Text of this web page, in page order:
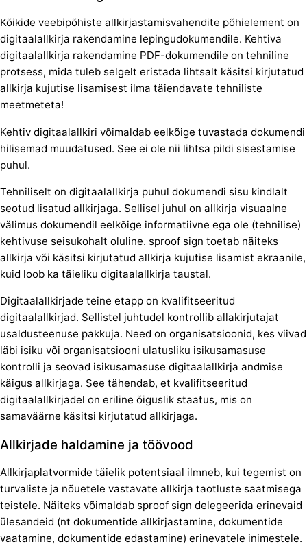
Kõikide veebipõhiste allkirjastamisvahendite põhielement on
digitaalallkirja rakendamine lepingudokumendile. Kehtiva
digitaalallkirja rakendamine PDF-dokumendile on tehniline
protsess, mida tuleb selgelt eristada lihtsalt käsitsi kirjutatud
allkirja kujutise lisamisest ilma täiendavate tehniliste
meetmeteta!
Kehtiv digitaalallkiri võimaldab eelkõige tuvastada dokumendi
hilisemad muudatused. See ei ole nii lihtsa pildi sisestamise
puhul.
Tehniliselt on digitaalallkirja puhul dokumendi sisu kindlalt
seotud lisatud allkirjaga. Sellisel juhul on allkirja visuaalne
välimus dokumendil eelkõige informatiivne ega ole (tehnilise)
kehtivuse seisukohalt oluline. sproof sign toetab näiteks
allkirja või käsitsi kirjutatud allkirja kujutise lisamist ekraanile,
kuid loob ka täieliku digitaalallkirja taustal.
Digitaalallkirjade teine etapp on kvalifitseeritud
digitaalallkirjad. Sellistel juhtudel kontrollib allakirjutajat
usaldusteenuse pakkuja. Need on organisatsioonid, kes viivad
läbi isiku või organisatsiooni ulatusliku isikusamasuse
kontrolli ja seovad isikusamasuse digitaalallkirja andmise
käigus allkirjaga. See tähendab, et kvalifitseeritud
digitaalallkirjadel on eriline õiguslik staatus, mis on
samaväärne käsitsi kirjutatud allkirjaga.
Allkirjade haldamine ja töövood
Allkirjaplatvormide täielik potentsiaal ilmneb, kui tegemist on
turvaliste ja nõuetele vastavate allkirja taotluste saatmisega
teistele. Näiteks võimaldab sproof sign delegeerida erinevaid
ülesandeid (nt dokumentide allkirjastamine, dokumentide
vaatamine, dokumentide edastamine) erinevatele inimestele.